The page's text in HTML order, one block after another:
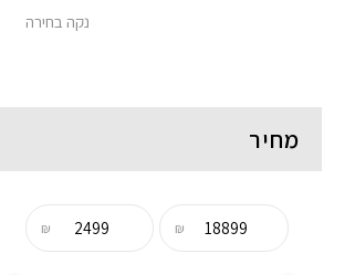
נקה בחירה
מחיר
₪
₪